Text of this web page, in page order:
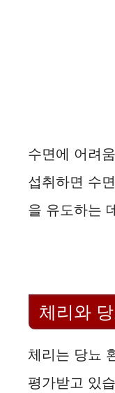
수면에 어려
섭취하면 수
을 유도하는
체리와
체리는 당뇨
평가받고 있